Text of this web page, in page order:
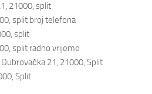
21000, split
split broj telefona
split
split radno vrijeme
21, 21000, Split
Split